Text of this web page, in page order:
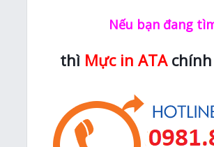
Nếu bạn đang
thì Mực in ATAchính